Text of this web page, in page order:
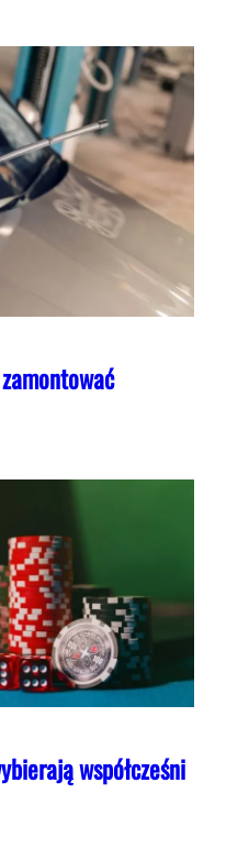
współcześni